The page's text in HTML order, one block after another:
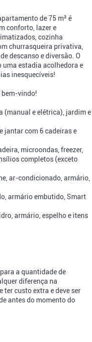
de 75 m² é
conforto, lazer e
cozinha
churrasqueira privativa,
descanso e diversão. O
estadia acolhedora e
inesquecíveis!
bem-vindo!
(manual e elétrica), jardim e
jantar com 6 cadeiras e
microondas, freezer,
completos (exceto
ar-condicionado, armário,
armário embutido, Smart
armário, espelho e itens
a quantidade de
diferença na
ter custo extra e deve ser
antes do momento do